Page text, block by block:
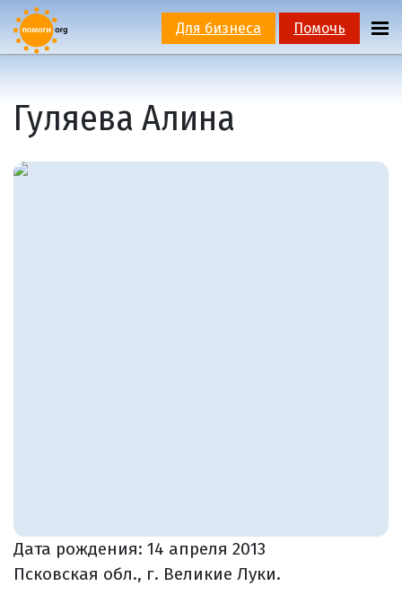
Для бизнеса Помочь
Гуляева Алина
Дата рождения: 14 апреля 2013
Псковская обл., г. Великие Луки.